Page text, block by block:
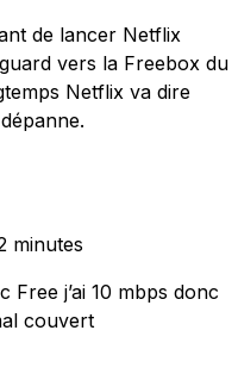
de lancer Netflix
vers la Freebox du
Netflix va dire
minutes
Free j’ai 10 mbps donc
couvert